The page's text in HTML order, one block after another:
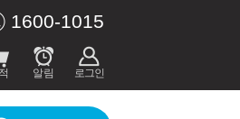
1600-1015